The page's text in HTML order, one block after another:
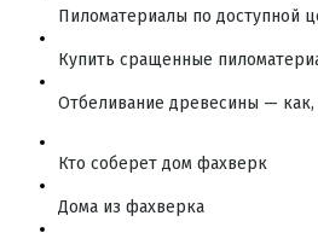
Пиломатериалы по доступной
Купить сращенные
Отбеливание древесины — как,
Кто соберет дом фахверк
Дома из фахверка